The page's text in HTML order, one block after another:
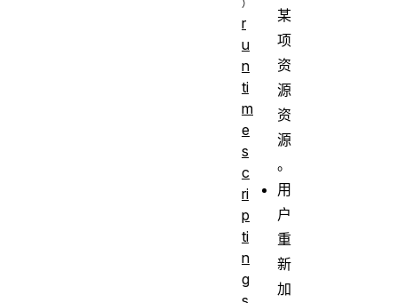
某
项
资
源
资
源
。
用
户
重
新
加
r
u
n
ti
m
e
s
c
ri
p
ti
n
g